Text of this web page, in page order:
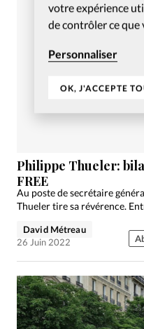
votre expérience
de contrôler ce que
Personnaliser
OK, J'ACCEPTE
Philippe Thueler:
FREE
Au poste de secrétaire
Thueler tire sa révérence.
David Métreau
26 Juin 2022